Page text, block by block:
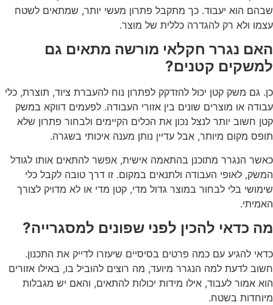
שבהם הוא יעבוד. כך מתקבל פתרון מעשי יותר, שמתאים לשטח
עצמו ולא רק להגדרה כללית של מוצר.
האם נגרר חקלאי מורשה מתאים גם
למשקים קטנים?
כן. גם משק קטן יכול להזדקק לפתרון נוח להעברת ציוד, תוצרת, כלי
עבודה או מוצרים שונים בין אזורי העבודה. לפעמים דווקא במשק
קטן חשוב יותר לנצל נכון את הכלים הקיימים ולבחור פתרון שלא
תופס מקום מיותר, אבל עדיין נותן מענה איכותי בשגרה.
כאשר הנגרר מתוכנן בהתאמה אישית, אפשר להתאים אותו לגודל
המשק, לאופי העבודה ולתנאים במקום. זו דרך טובה לקבל כלי
שימושי בלי לבחור במוצר גדול מדי, קטן מדי או לא מדויק לצורך
האמיתי.
מה כדאי להכין לפני שפונים למסגרייה?
כדאי להגיע עם כמה פרטים בסיסיים שיעזרו לדייק את התכנון.
חשוב לדעת למה הנגרר מיועד, מה רוצים להוביל בו, באילו אזורים
הוא אמור לעבוד, אילו מידות יכולות להתאים, והאם יש מגבלות
מיוחדות בשטח.